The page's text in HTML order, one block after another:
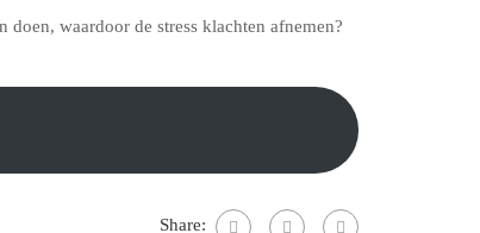
waardoor de stress klachten afnemen?
Share: